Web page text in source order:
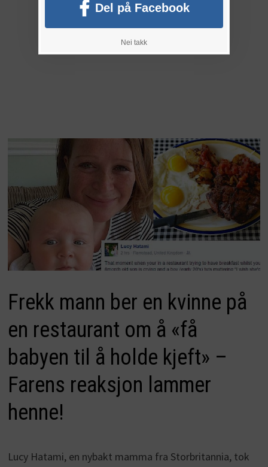
Frekk mann ber en kvinne på
en restaurant om å «få
babyen til å holde kjeft» –
Farens reaksjon lammer
henne!
Lucy Hatami, en nybakt mamma fra Storbritannia, tok
Del på Facebook
Nei takk